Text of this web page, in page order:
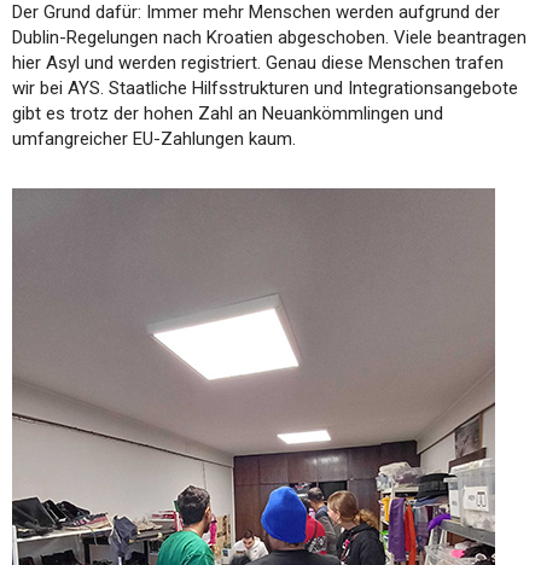
Der Grund dafür: Immer mehr Menschen werden aufgrund der
Dublin-Regelungen nach Kroatien abgeschoben. Viele beantragen
hier Asyl und werden registriert. Genau diese Menschen trafen
wir bei AYS. Staatliche Hilfsstrukturen und Integrationsangebote
gibt es trotz der hohen Zahl an Neuankömmlingen und
umfangreicher EU-Zahlungen kaum.